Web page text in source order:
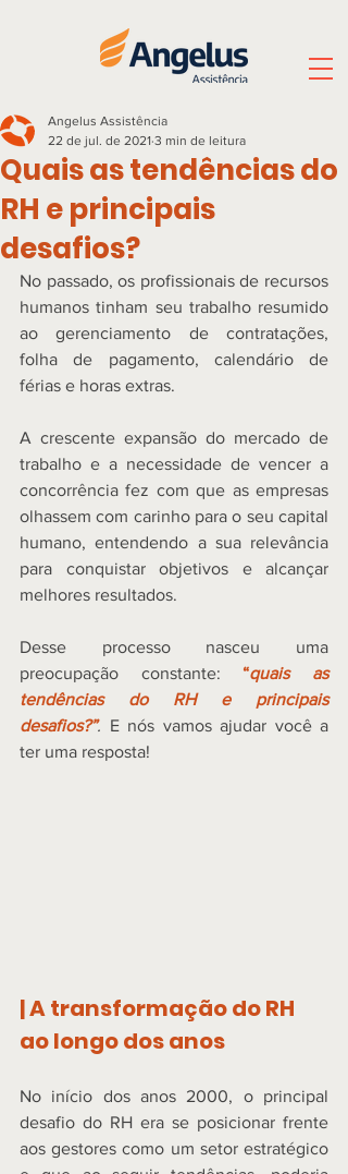
Quais as tendências do
RH e principais
desafios?
Angelus Assistência
22 de jul. de 2021 3 min de leitura
No passado, os profissionais de recursos
humanos tinham seu trabalho resumido
ao gerenciamento de contratações,
folha de pagamento, calendário de
férias e horas extras.
A crescente expansão do mercado de
trabalho e a necessidade de vencer a
concorrência fez com que as empresas
olhassem com carinho para o seu capital
humano, entendendo a sua relevância
para conquistar objetivos e alcançar
melhores resultados.
Desse processo nasceu uma
preocupação constante: “quais as
tendências do RH e principais
desafios?”. E nós vamos ajudar você a
ter uma resposta!
| A transformação do RH
ao longo dos anos
No início dos anos 2000, o principal
desafio do RH era se posicionar frente
aos gestores como um setor estratégico